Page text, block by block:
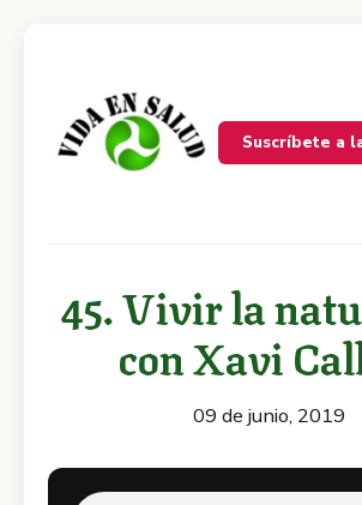
Suscríbete a
45. Vivir la
con Xavi
09 de junio, 2019